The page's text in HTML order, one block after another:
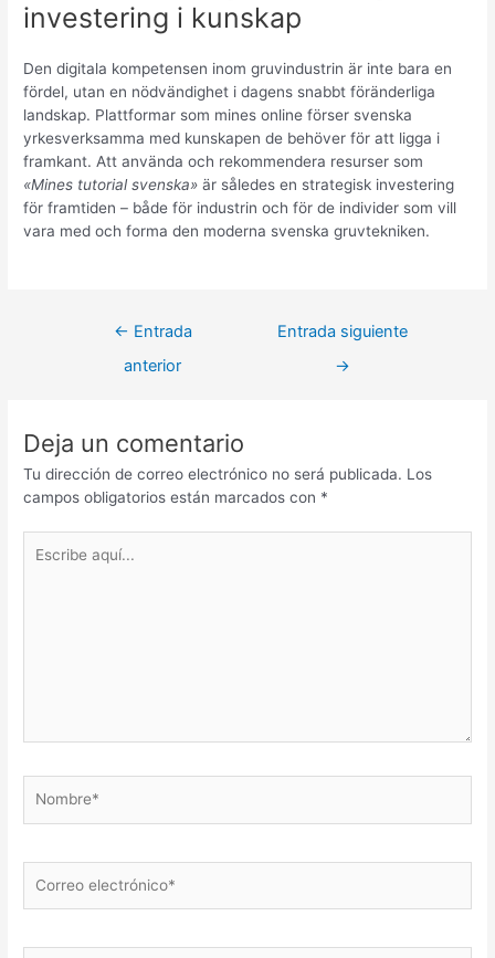
investering i kunskap
Den digitala kompetensen inom gruvindustrin är inte bara en
fördel, utan en nödvändighet i dagens snabbt föränderliga
landskap. Plattformar som mines online förser svenska
yrkesverksamma med kunskapen de behöver för att ligga i
framkant. Att använda och rekommendera resurser som
«Mines tutorial svenska» är således en strategisk investering
för framtiden – både för industrin och för de individer som vill
vara med och forma den moderna svenska gruvtekniken.
Navegación
← Entrada
anterior
Entrada siguiente
→
Deja un comentario
Tu dirección de correo electrónico no será publicada. Los
campos obligatorios están marcados con *
aquí...
electrónico*